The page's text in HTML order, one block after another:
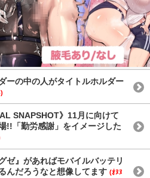
ーの中の人がタイトルホルダー
SNAPSHOT》11月に向けて
!!「勤労感謝」をイメージした
ゼ』があればモバイルバッテリ
んだろうなと想像してます (ｵﾇﾇ